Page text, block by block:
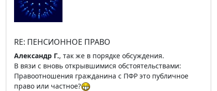
RE: ПЕНСИОННОЕ ПРАВО
Александр Г., так же в порядке обсуждения.
В вязи с вновь открывшимися обстоятельствами:
Правоотношения гражданина с ПФР это публичное
право или частное?